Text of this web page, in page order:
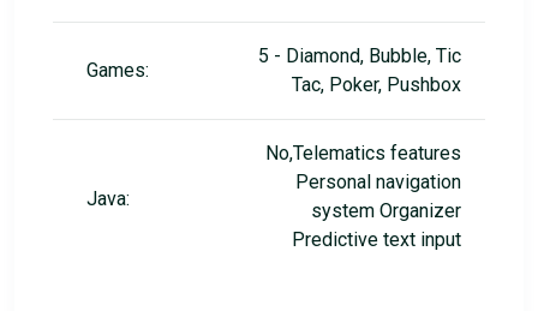
Games:
5 - Diamond, Bubble, Tic
Tac, Poker, Pushbox
Java:
No,Telematics features
Personal navigation
system Organizer
Predictive text input